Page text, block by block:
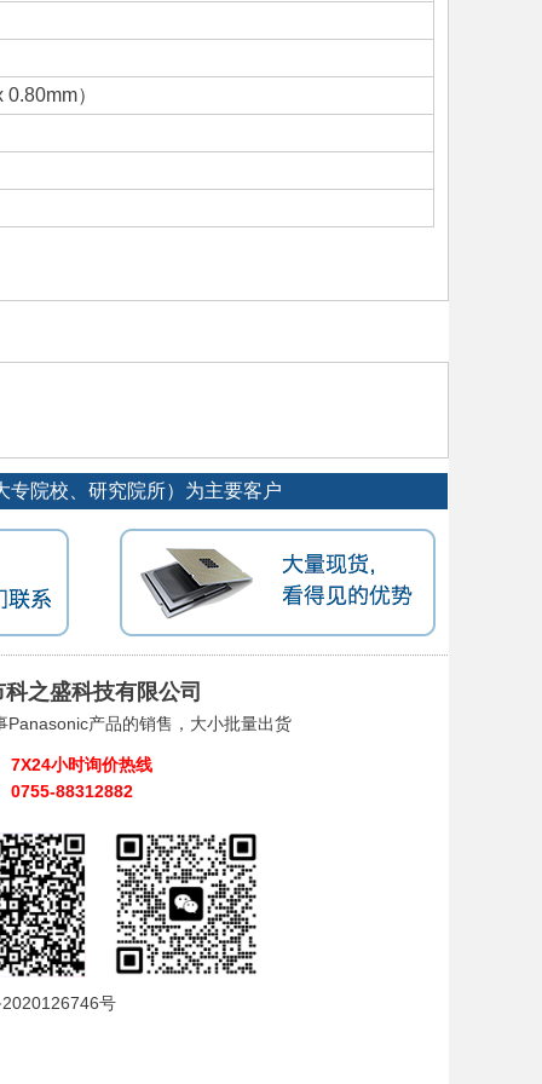
）
专院校、研究院所）为主要客户
之盛科技有限公司
Panasonic产品的销售，大小批量出货
7X24小时询价热线
0755-88312882
号